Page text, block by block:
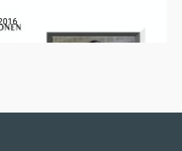
ärenden